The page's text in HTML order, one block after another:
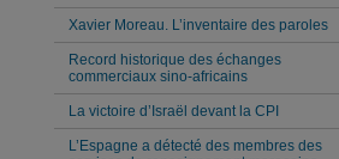
Xavier Moreau. L’inventaire des paroles
Record historique des échanges
commerciaux sino-africains
La victoire d’Israël devant la CPI
L’Espagne a détecté des membres des